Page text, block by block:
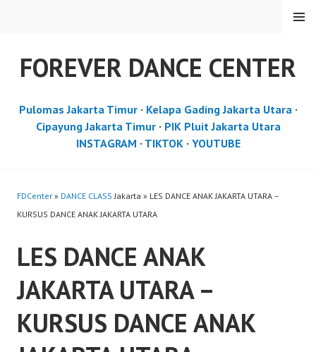
FOREVER DANCE CENTER
MENU
Pulomas Jakarta Timur· Kelapa Gading Jakarta Utara·
Cipayung Jakarta Timur· PIK Pluit Jakarta Utara
INSTAGRAM · TIKTOK· YOUTUBE
FDCenter » DANCE CLASS Jakarta » LES DANCE ANAK JAKARTA UTARA –
KURSUS DANCE ANAK JAKARTA UTARA
LES DANCE ANAK
JAKARTA UTARA –
KURSUS DANCE ANAK